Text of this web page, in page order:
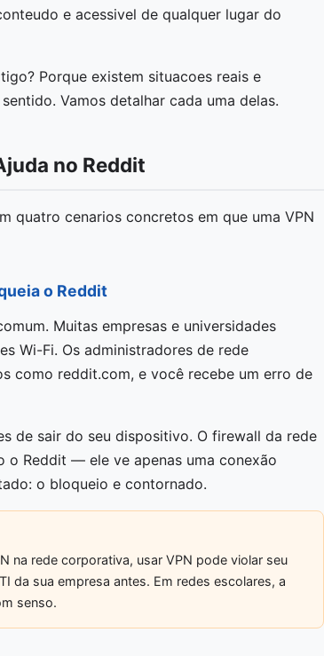
e acessivel de qualquer lugar do
Porque existem situacoes reais e
Vamos detalhar cada uma delas.
no Reddit
quatro cenarios concretos em que uma VPN
o Reddit
Muitas empresas e universidades
Wi-Fi. Os administradores de rede
como reddit.com, e você recebe um erro de
de sair do seu dispositivo. O firewall da rede
o Reddit — ele ve apenas uma conexão
o bloqueio e contornado.
na rede corporativa, usar VPN pode violar seu
da sua empresa antes. Em redes escolares, a
senso.